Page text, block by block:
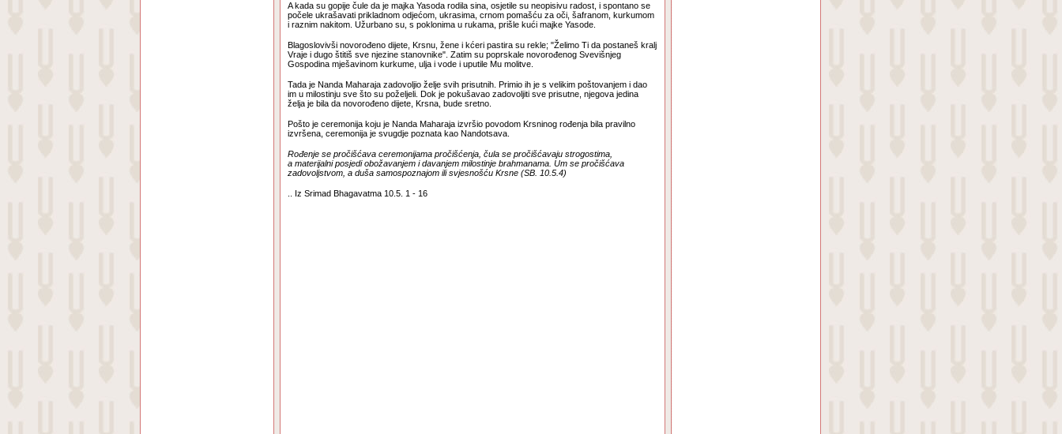
A kada su gopije čule da je majka Yasoda rodila sina, osjetile su neopisivu radost, i spontano se
počele ukrašavati prikladnom odjećom, ukrasima, crnom pomašću za oči, šafranom, kurkumom
i raznim nakitom. Užurbano su, s poklonima u rukama, prišle kući majke Yasode.
Blagoslovivši novorođeno dijete, Krsnu, žene i kćeri pastira su rekle; "Želimo Ti da postaneš kralj
Vraje i dugo štitiš sve njezine stanovnike". Zatim su poprskale novorođenog Svevišnjeg
Gospodina mješavinom kurkume, ulja i vode i uputile Mu molitve.
Tada je Nanda Maharaja zadovoljio želje svih prisutnih. Primio ih je s velikim poštovanjem i dao
im u milostinju sve što su poželjeli. Dok je pokušavao zadovoljiti sve prisutne, njegova jedina
želja je bila da novorođeno dijete, Krsna, bude sretno.
Pošto je ceremonija koju je Nanda Maharaja izvršio povodom Krsninog rođenja bila pravilno
izvršena, ceremonija je svugdje poznata kao Nandotsava.
Rođenje se pročišćava ceremonijama pročišćenja, čula se pročišćavaju strogostima,
a materijalni posjedi obožavanjem i davanjem milostinje brahmanama. Um se pročišćava
zadovoljstvom, a duša samospoznajom ili svjesnošću Krsne (SB. 10.5.4)
.. Iz Srimad Bhagavatma 10.5. 1 - 16